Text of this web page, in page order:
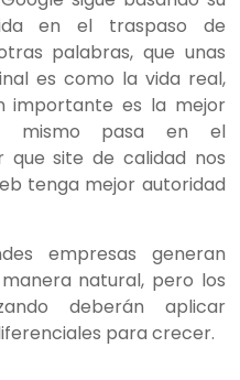
en el traspaso de
palabras, que unas
es como la vida real,
importante es la mejor
mismo pasa en el
que site de calidad nos
tenga mejor autoridad
empresas generan
natural, pero los
deberán aplicar
para crecer.